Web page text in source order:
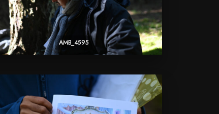
AMB_4595